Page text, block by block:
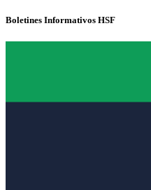
Boletines Informativos HSF